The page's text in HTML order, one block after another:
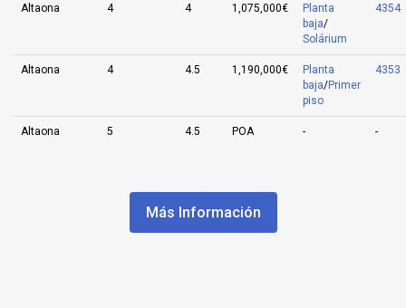
Altaona 4 4 1,075,000€
Planta
baja/
Solárium
4354
Altaona 4 4.5 1,190,000€
Planta
baja/Primer
piso
4353
Altaona 5 4.5 POA - -
Más Información